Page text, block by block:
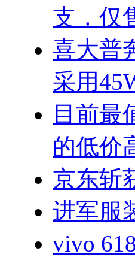
支，仅
喜大普
采用
目前最
的低价
京东斩
进军服
vivo